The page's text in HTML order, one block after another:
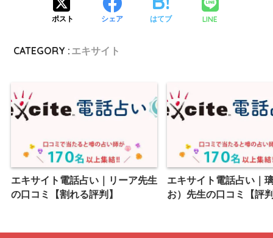
ポスト シェア はてブ LINE
CATEGORY : エキサイト
エキサイト電話占い｜リーア先生
の口コミ【割れる評判】
エキサイト電話占い｜
お）先生の口コミ【評